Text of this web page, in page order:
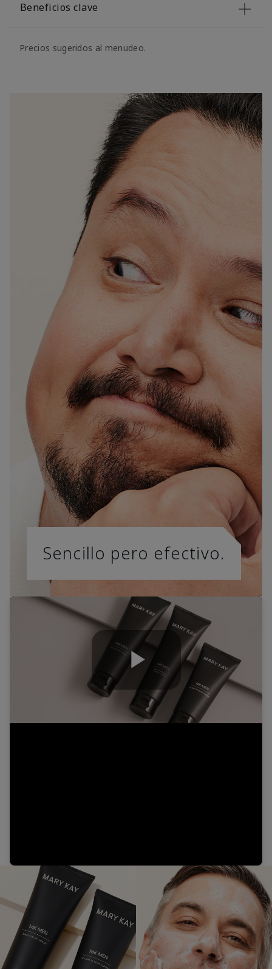
Beneficios clave
Precios sugeridos al menudeo.
Sencillo pero efectivo.
Play